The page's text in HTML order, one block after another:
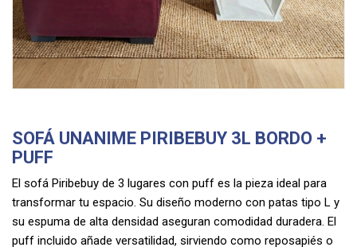
SOFÁ UNANIME PIRIBEBUY 3L BORDO +
PUFF
El sofá Piribebuy de 3 lugares con puff es la pieza ideal para
transformar tu espacio. Su diseño moderno con patas tipo L y
su espuma de alta densidad aseguran comodidad duradera. El
puff incluido añade versatilidad, sirviendo como reposapiés o